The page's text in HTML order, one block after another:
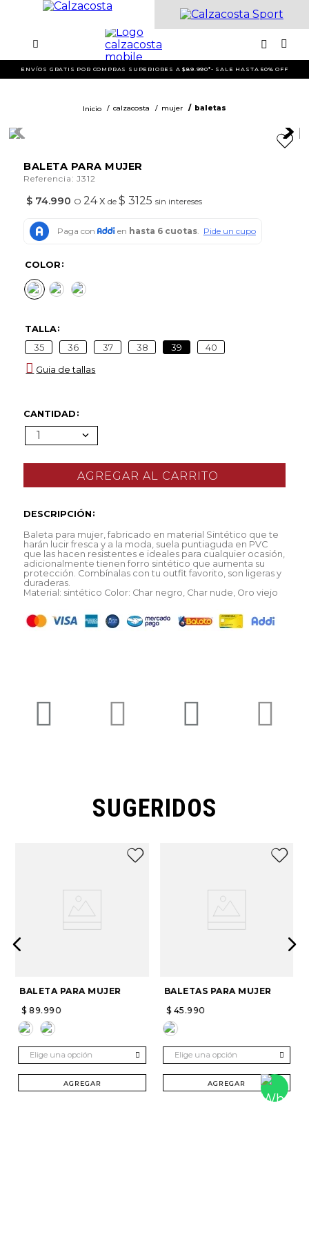
ENVÍOS GRATIS POR COMPRAS SUPERIORES A $89.990*- SALE HASTA 50% OFF
calzacosta mujer baletas
BALETA PARA MUJER
Referencia :J312
$ 74.990 O 24x de$ 3125 sin intereses
COLOR
TALLA
35 36 37 38 39 40
Guia de tallas
CANTIDAD
1
DESCRIPCIÓN
Baleta para mujer, fabricado en material Sintético que te
harán lucir fresca y a la moda, suela puntiaguda en PVC
que las hacen resistentes e ideales para cualquier ocasión,
adicionalmente tienen forro sintético que aumenta su
protección. Combínalas con tu outfit favorito, son ligeras y
duraderas.
Material: sintético Color: Char negro, Char nude, Oro viejo
SUGERIDOS
BALETA PARA MUJER
$ 89.990
Elige una opción
AGREGAR
BALETAS PARA MUJER
$ 45.990
Elige una opción
AGREGAR